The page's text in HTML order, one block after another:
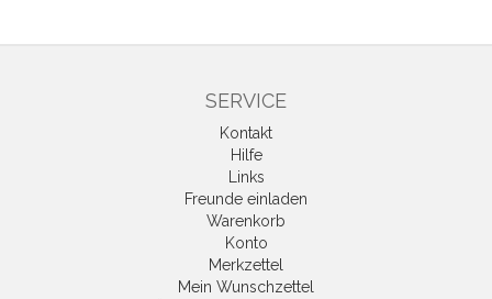
SERVICE
Kontakt
Hilfe
Links
Freunde einladen
Warenkorb
Konto
Merkzettel
Mein Wunschzettel